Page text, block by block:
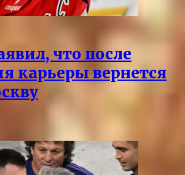
что после
карьеры вернется